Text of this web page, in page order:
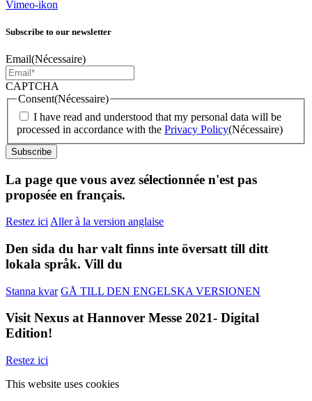
Vimeo-ikon
Subscribe to our newsletter
Email(Nécessaire)
CAPTCHA
Consent(Nécessaire)
I have read and understood that my personal data will be
processed in accordance with the Privacy Policy(Nécessaire)
Subscribe
La page que vous avez sélectionnée n'est pas
proposée en français.
Restez ici Aller à la version anglaise
Den sida du har valt finns inte översatt till ditt
lokala språk. Vill du
Stanna kvar GÅ TILL DEN ENGELSKA VERSIONEN
Visit Nexus at Hannover Messe 2021- Digital
Edition!
Restez ici
This website uses cookies